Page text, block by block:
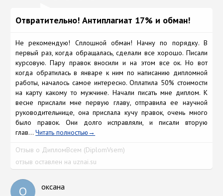
Отвратительно! Антиплагиат 17% и обман!
Не рекомендую! Сплошной обман! Начну по порядку. В
первый раз, когда обращалась, сделали все хорошо. Писали
курсовую. Пару правок вносили и на этом все ок. Но вот
когда обратилась в январе к ним по написанию дипломной
работы, началось самое интересно. Оплатила 50% стоимости
на карту какому то мужчине. Начали писать мне диплом. К
весне прислали мне первую главу, отправила ее научной
руководительнице, она прислала кучу правок, очень много
было правок. Они долго исправляли, и писали вторую
глав...Читать полностью
Отзыв о ДипломВсем (DiplomVsem)
отзыв оставлен на uznai.su
О оксана